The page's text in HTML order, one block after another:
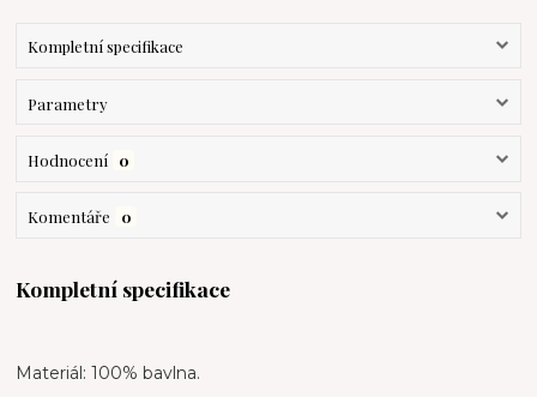
Kompletní specifikace
Parametry
Hodnocení 0
Komentáře 0
Kompletní specifikace
Materiál: 100% bavlna.